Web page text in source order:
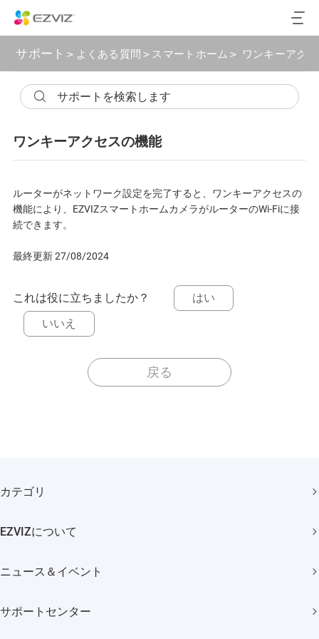
サポート > よくある質問 > スマートホーム > ワンキーアク
ワンキーアクセスの機能
ルーターがネットワーク設定を完了すると、ワンキーアクセスの
機能により、EZVIZスマートホームカメラがルーターのWi-Fiに接
続できます。
最終更新 27/08/2024
これは役に立ちましたか？
はい
いいえ
戻る
カテゴリ
EZVIZについて
Trust Center
ニュース＆イベント
サポートセンター